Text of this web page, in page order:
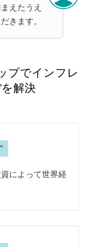
えたうえ
きます。
プでインフレ
解決
によって世界経